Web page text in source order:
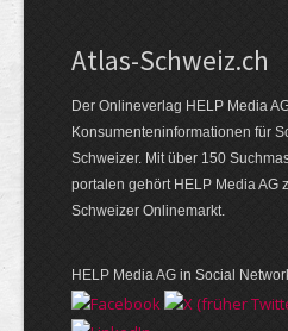
Atlas-Schweiz.ch
Der Onlineverlag HELP Media
Konsumenten­infor­mationen für
Schweizer. Mit über 150
portalen gehört HELP Media AG
Schweizer Onlinemarkt.
HELP Media AG in Social